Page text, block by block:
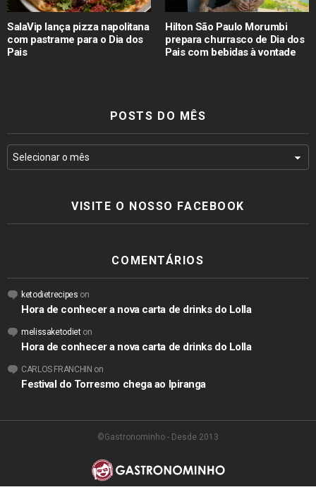
SalaVip lança pizza napolitana
com pastrame para o Dia dos
Pais
Hilton São Paulo Morumbi
prepara churrasco de Dia dos
Pais com bebidas à vontade
POSTS DO MÊS
VISITE O NOSSO FACEBOOK
COMENTÁRIOS
ketodietrecipes on
Hora de conhecer a nova carta de drinks do Lolla
melissaketodieton
Hora de conhecer a nova carta de drinks do Lolla
CARLOS FRANCHIN on
Festival do Torresmo chega ao Ipiranga
©Gastronominho - Desde 2013